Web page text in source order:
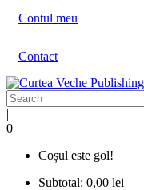
Contul meu
Contact
|
0
Coșul este gol!
Subtotal: 0,00 lei